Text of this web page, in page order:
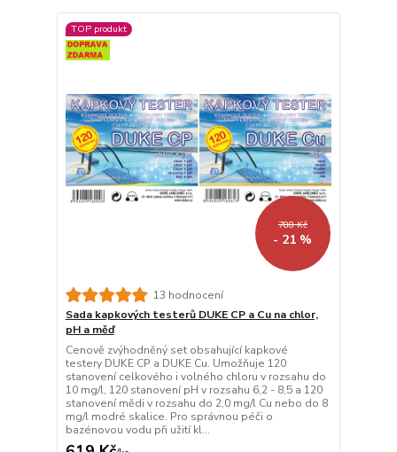
TOP produkt
788 Kč
- 21 %
13 hodnocení
Sada kapkových testerů DUKE CP a Cu na chlor,
pH a měď
Cenově zvýhodněný set obsahující kapkové
testery DUKE CP a DUKE Cu. Umožňuje 120
stanovení celkového i volného chloru v rozsahu do
10 mg/l, 120 stanovení pH v rozsahu 6,2 - 8,5 a 120
stanovení mědi v rozsahu do 2,0 mg/l Cu nebo do 8
mg/l modré skalice. Pro správnou péči o
bazénovou vodu při užití kl...